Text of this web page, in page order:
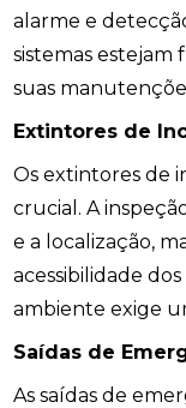
alarme e
sistemas
suas
Extintores de
Os extintores de
crucial. A
e a localização,
acessibilidade
ambiente exige
Saídas de
As saídas de